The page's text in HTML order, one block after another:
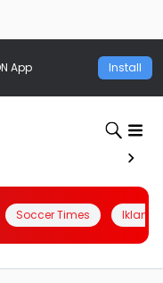
App Install
Soccer Times Iklanin